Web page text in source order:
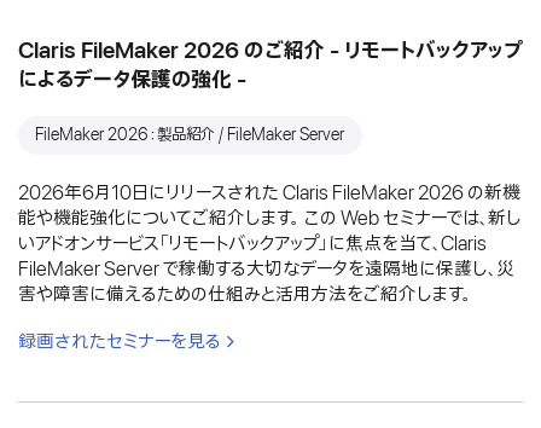
Claris FileMaker 2026 のご紹介 - リモートバックアップ
によるデータ保護の強化 -
FileMaker 2026：製品紹介 / FileMaker Server
2026年6月10日にリリースされた Claris FileMaker 2026 の新機
能や機能強化についてご紹介します。 この Web セミナーでは、新し
いアドオンサービス「リモートバックアップ」に焦点を当て、Claris
FileMaker Server で稼働する大切なデータを遠隔地に保護し、災
害や障害に備えるための仕組みと活用方法をご紹介します。
録画されたセミナーを見る